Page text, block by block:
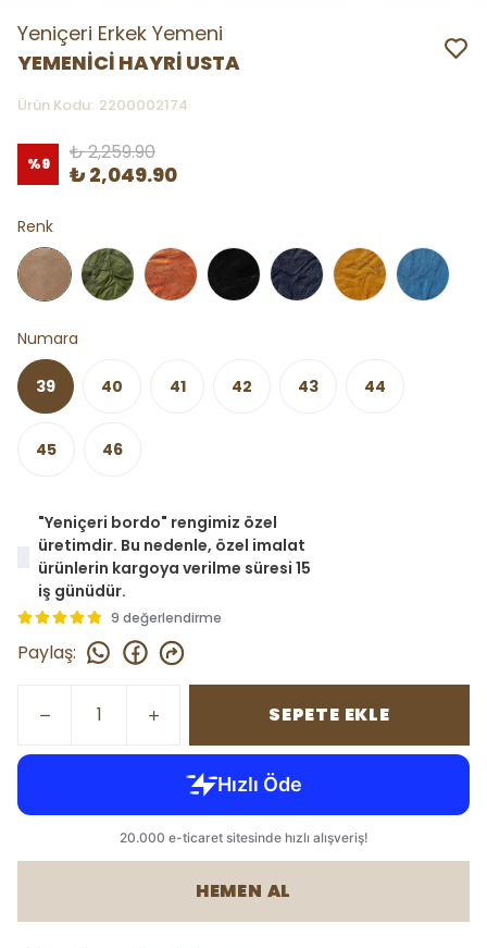
Yeniçeri Erkek Yemeni
YEMENİCİ HAYRİ USTA
Ürün Kodu: 2200002174
%9 ₺ 2,259.90
₺ 2,049.90
Renk
Numara
39 40 41 42 43 44
45 46
"Yeniçeri bordo" rengimiz özel
üretimdir. Bu nedenle, özel imalat
ürünlerin kargoya verilme süresi 15
iş günüdür.
9 değerlendirme
Paylaş:
SEPETE EKLE
HEMEN AL